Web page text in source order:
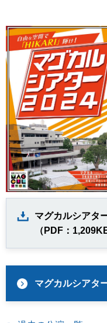
マグカルシアタ
（PDF：
マグカルシアタ